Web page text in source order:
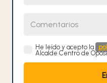
He leído y acepto la
Alcalde Centro de